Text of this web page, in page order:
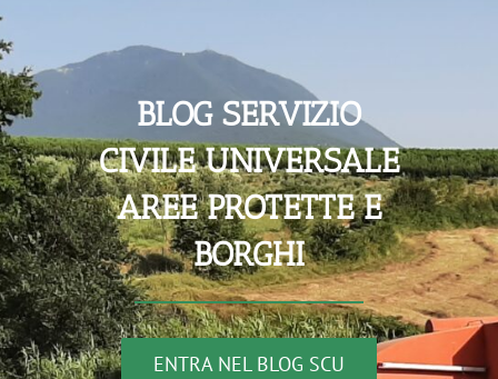
BLOG SERVIZIO
CIVILE UNIVERSALE
AREE PROTETTE E
BORGHI
ENTRA NEL BLOG SCU